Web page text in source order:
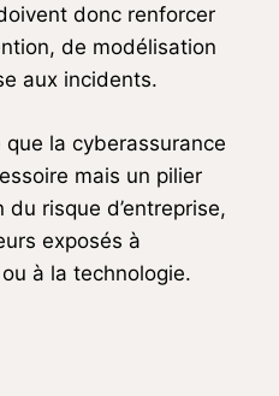
donc renforcer
de modélisation
aux incidents.
la cyberassurance
mais un pilier
risque d’entreprise,
exposés à
à la technologie.